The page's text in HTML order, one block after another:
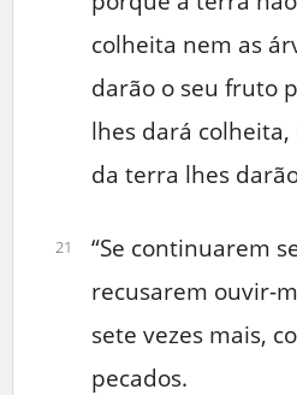
colheita nem as
darão o seu fruto
lhes dará
da terra lhes
21
“Se continuarem
recusarem ouvir-
sete vezes mais,
pecados.